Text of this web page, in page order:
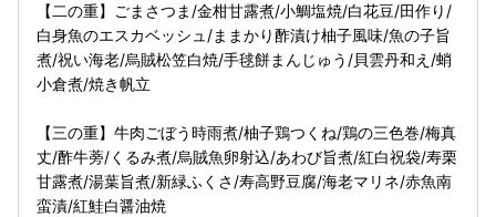
【二の重】ごまさつま/金柑甘露煮/小鯛塩焼/白花豆/田作り/
白身魚のエスカベッシュ/ままかり酢漬け柚子風味/魚の子旨
煮/祝い海老/烏賊松笠白焼/手毬餅まんじゅう/貝雲丹和え/蛸
小倉煮/焼き帆立
【三の重】牛肉ごぼう時雨煮/柚子鶏つくね/鶏の三色巻/梅真
丈/酢牛蒡/くるみ煮/烏賊魚卵射込/あわび旨煮/紅白祝袋/寿栗
甘露煮/湯葉旨煮/新緑ふくさ/寿高野豆腐/海老マリネ/赤魚南
蛮漬/紅鮭白醤油焼